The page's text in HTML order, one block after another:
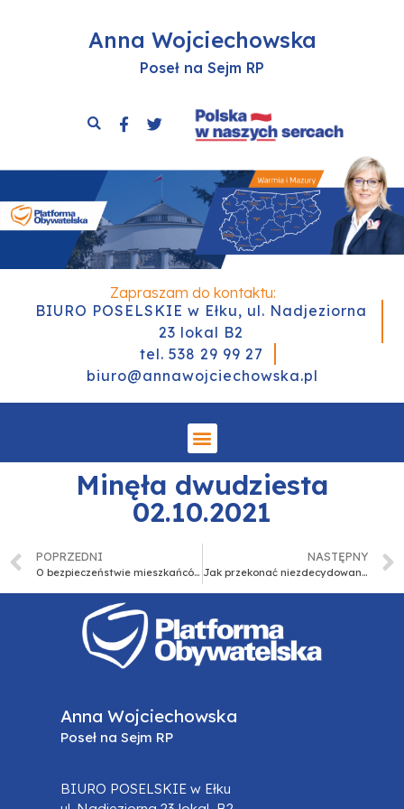
Anna Wojciechowska
Poseł na Sejm RP
Zapraszam do kontaktu:
BIURO POSELSKIE w Ełku, ul. Nadjeziorna
23 lokal B2
tel. 538 29 99 27
biuro@annawojciechowska.pl
Minęła dwudziesta
02.10.2021
POPRZEDNI
O bezpieczeństwie mieszkańców regionu i luzowaniu obostrzeń rozmawiali posłowie PO i PiS.
NASTĘPNY
Jak przekonać niezdecydowanych do szczepień
Anna Wojciechowska
Poseł na Sejm RP
BIURO POSELSKIE w Ełku